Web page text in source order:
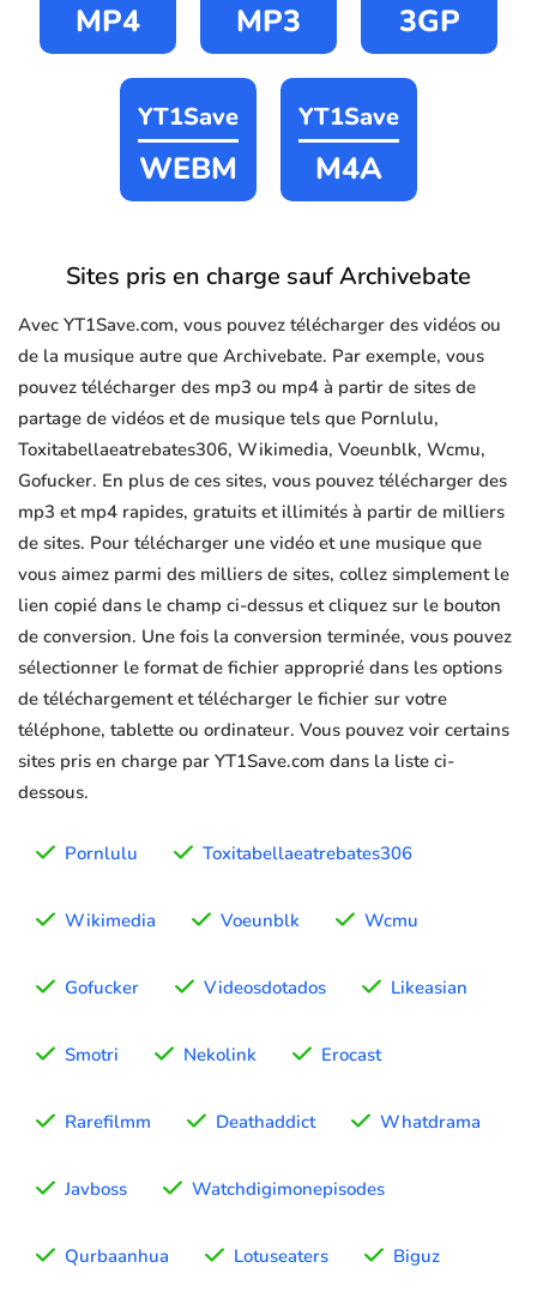
MP4 MP3 3GP
YT1Save
WEBM
YT1Save
M4A
Sites pris en charge sauf Archivebate
Avec YT1Save.com, vous pouvez télécharger des vidéos ou
de la musique autre que Archivebate. Par exemple, vous
pouvez télécharger des mp3 ou mp4 à partir de sites de
partage de vidéos et de musique tels que Pornlulu,
Toxitabellaeatrebates306, Wikimedia, Voeunblk, Wcmu,
Gofucker. En plus de ces sites, vous pouvez télécharger des
mp3 et mp4 rapides, gratuits et illimités à partir de milliers
de sites. Pour télécharger une vidéo et une musique que
vous aimez parmi des milliers de sites, collez simplement le
lien copié dans le champ ci-dessus et cliquez sur le bouton
de conversion. Une fois la conversion terminée, vous pouvez
sélectionner le format de fichier approprié dans les options
de téléchargement et télécharger le fichier sur votre
téléphone, tablette ou ordinateur. Vous pouvez voir certains
sites pris en charge par YT1Save.com dans la liste ci-
dessous.
Pornlulu Toxitabellaeatrebates306
Wikimedia Voeunblk Wcmu
Gofucker Videosdotados Likeasian
Smotri Nekolink Erocast
Rarefilmm Deathaddict Whatdrama
Javboss Watchdigimonepisodes
Qurbaanhua Lotuseaters Biguz